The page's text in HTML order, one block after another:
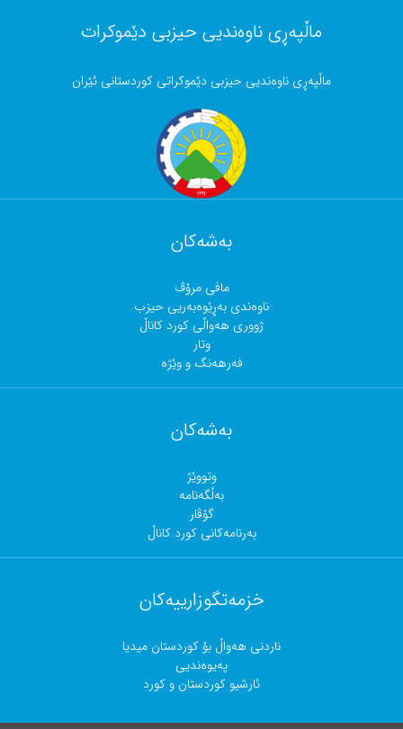
ماڵپەڕی ناوەندیی حیزبی دێموکرات
ماڵپەڕی ناوەندیی حیزبی دێموکراتی کوردستانی ئێران
بەشەکان
مافی مرۆڤ
ناوەندی بەڕێوەبەریی حیزب
ژووری هەواڵی کورد کاناڵ
وتار
فەرهەنگ و وێژە
بەشەکان
وتووێژ
بەڵگەنامە
گۆڤار
بەرنامەکانی کورد کاناڵ
خزمەتگوزارییەکان
ناردنی هەواڵ بۆ کوردستان میدیا
پەیوەندیی
ئارشیو کوردستان و کورد